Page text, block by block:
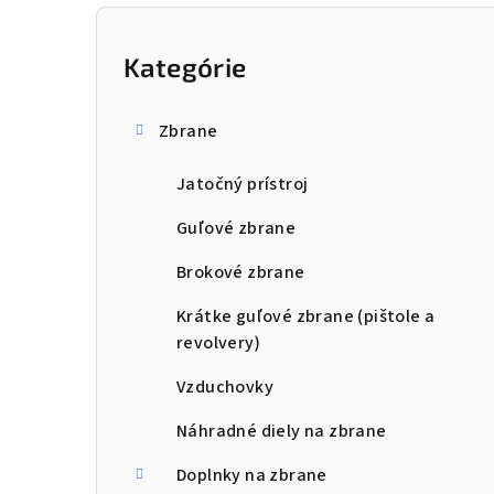
B
Preskočiť
kategórie
Kategórie
Zbrane
Jatočný prístroj
Guľové zbrane
Brokové zbrane
Krátke guľové zbrane (pištole a
revolvery)
Vzduchovky
Náhradné diely na zbrane
Doplnky na zbrane